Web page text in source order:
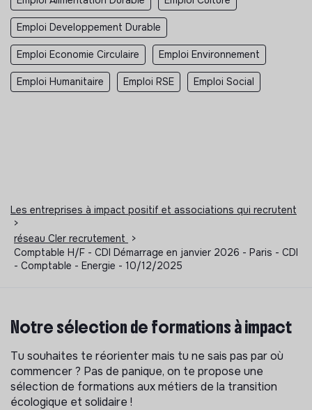
Emploi Developpement Durable
Emploi Economie Circulaire Emploi Environnement
Emploi Humanitaire Emploi RSE Emploi Social
Les entreprises à impact positif et associations qui recrutent
>
réseau Cler recrutement
>
Comptable H/F - CDI Démarrage en janvier 2026 - Paris - CDI
- Comptable - Energie - 10/12/2025
Notre sélection de formations à impact
Tu souhaites te réorienter mais tu ne sais pas par où
commencer ? Pas de panique, on te propose une
sélection de formations aux métiers de la transition
écologique et solidaire !